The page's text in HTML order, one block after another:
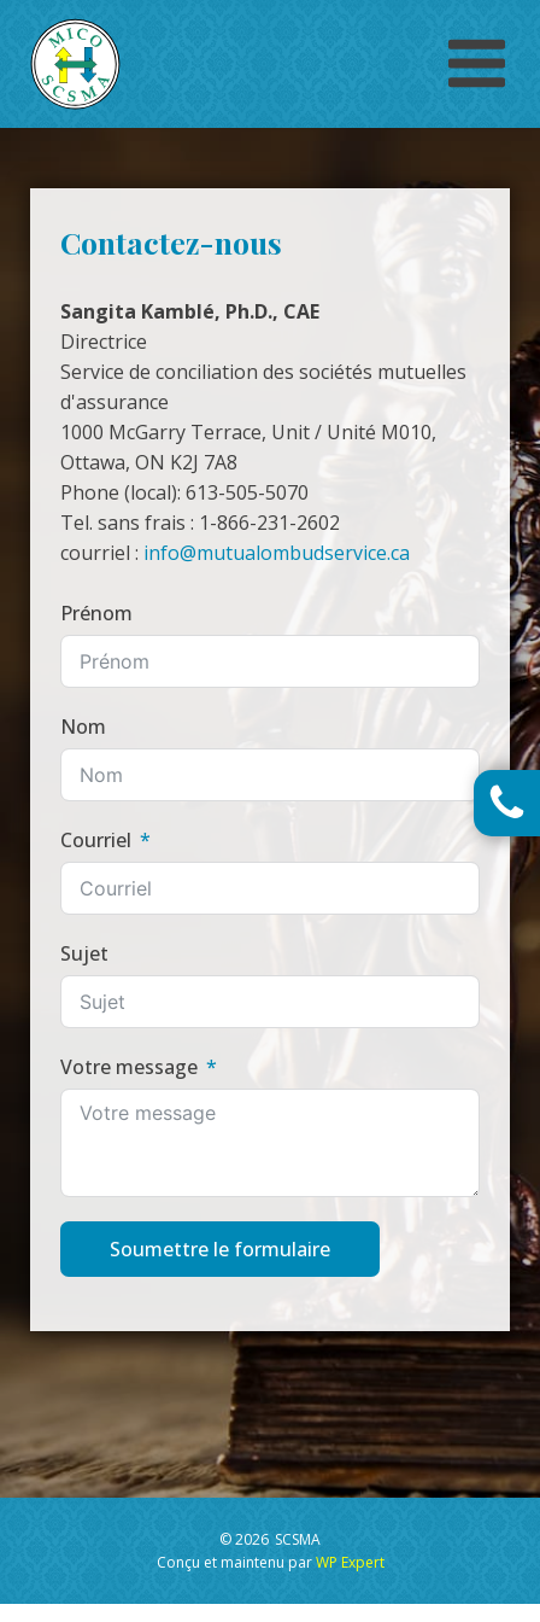
on:
Contactez-nous
Sangita Kamblé, Ph.D., CAE
Directrice
Service de conciliation des sociétés mutuelles
d'assurance
1000 McGarry Terrace, Unit / Unité M010,
Ottawa, ON K2J 7A8
Phone (local): 613-505-5070
Tel. sans frais : 1-866-231-2602
courriel : info@mutualombudservice.ca
Prénom
Nom
Courriel
Sujet
Votre message
Soumettre le formulaire
© 2026 SCSMA
Conçu et maintenu parWP Expert